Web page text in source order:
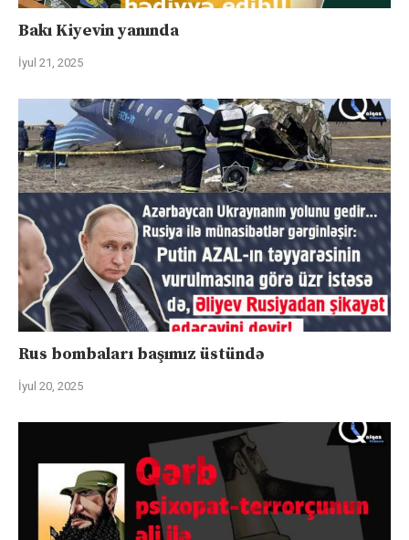
Bakı Kiyevin yanında
İyul 21, 2025
Rus bombaları başımız üstündə
İyul 20, 2025